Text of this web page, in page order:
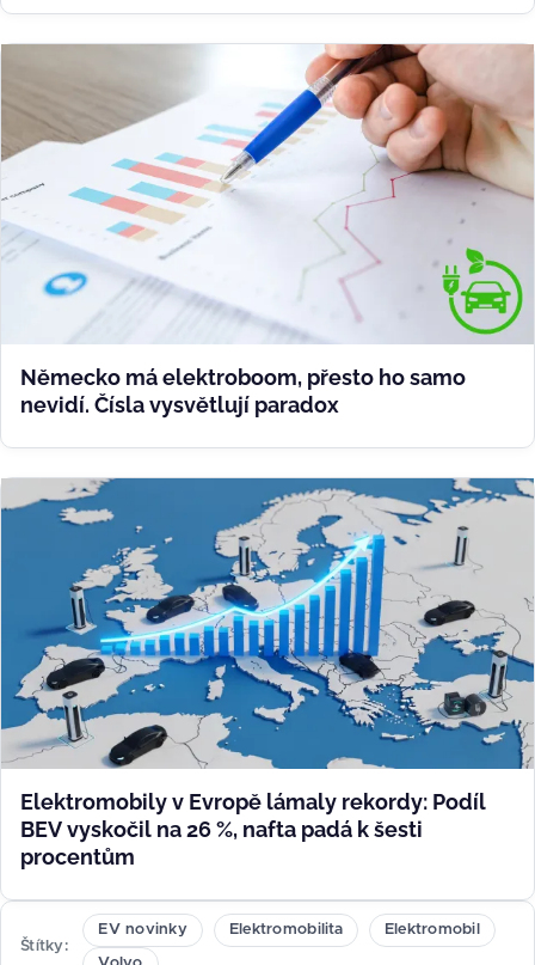
Německo má elektroboom, přesto ho samo
nevidí. Čísla vysvětlují paradox
Elektromobily v Evropě lámaly rekordy: Podíl
BEV vyskočil na 26 %, nafta padá k šesti
procentům
Štítky
EV novinky Elektromobilita Elektromobil